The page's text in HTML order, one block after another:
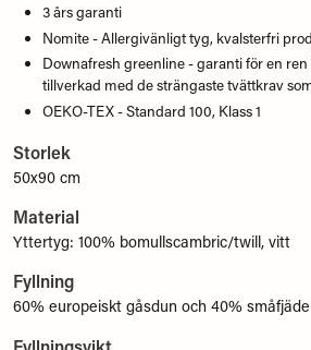
3 års garanti
Nomite - Allergivänligt tyg, kvalsterfri
Downafresh greenline - garanti för en
tillverkad med de strängaste tvättkrav
OEKO-TEX - Standard 100, Klass 1
Storlek
50x90 cm
Material
Yttertyg: 100% bomullscambric/twill, vitt
Fyllning
60% europeiskt gåsdun och 40%